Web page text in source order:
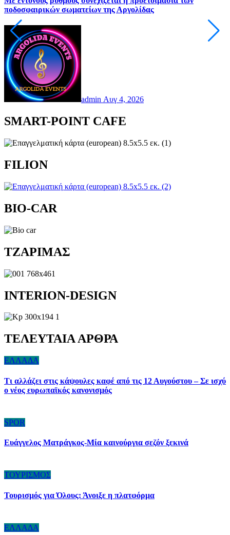
ποδοσφαιρικών σωματείων της Αργολίδας
admin Αυγ 4, 2026
SMART-POINT CAFE
FILION
BIO-CAR
TZAΡΙΜΑΣ
INTERION-DESIGN
ΤΕΛΕΥΤΑΙΑ ΑΡΘΡΑ
ΕΛΛΑΔΑ
Τι αλλάζει στις κάψουλες καφέ από τις 12 Αυγούστου – Σε ισχύ
ο νέος ευρωπαϊκός κανονισμός
SPOR
Ευάγγελος Ματράγκος-Μία καινούργια σεζόν ξεκινά
ΤΟΥΡΙΣΜΟΣ
Τουρισμός για Όλους: Άνοιξε η πλατφόρμα
ΕΛΛΑΔΑ